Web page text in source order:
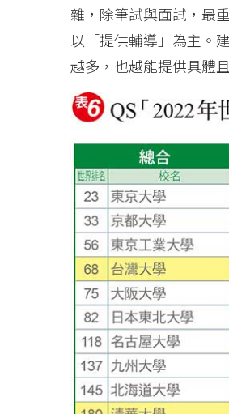
雜，除筆試與面試，最
以「提供輔導」為主。
越多，也越能提供具體